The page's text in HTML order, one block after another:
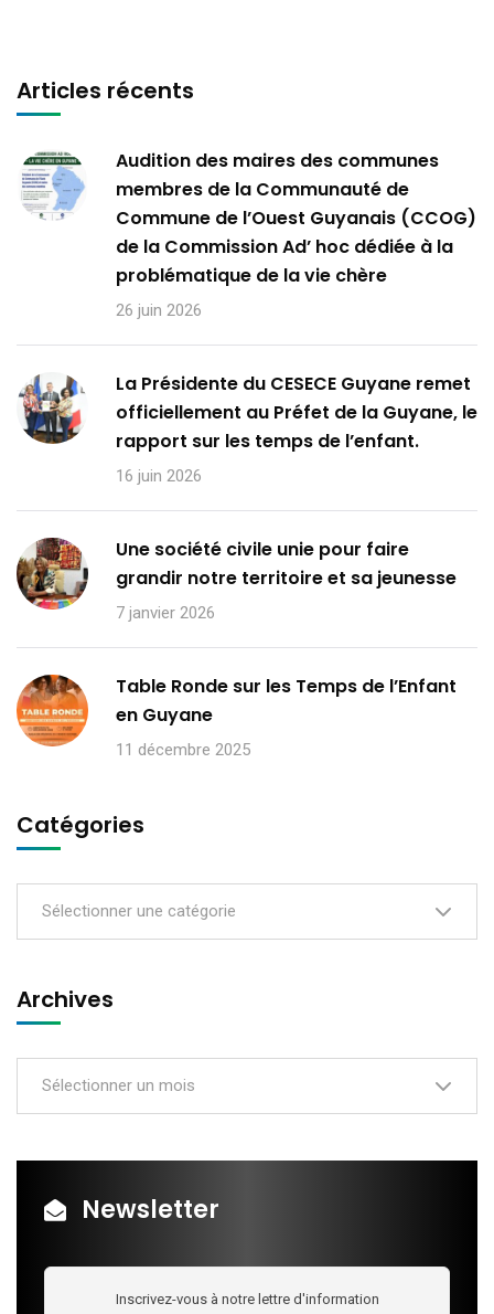
Articles récents
Audition des maires des communes
membres de la Communauté de
Commune de l’Ouest Guyanais (CCOG)
de la Commission Ad’ hoc dédiée à la
problématique de la vie chère
26 juin 2026
La Présidente du CESECE Guyane remet
officiellement au Préfet de la Guyane, le
rapport sur les temps de l’enfant.
16 juin 2026
Une société civile unie pour faire
grandir notre territoire et sa jeunesse
7 janvier 2026
Table Ronde sur les Temps de l’Enfant
en Guyane
11 décembre 2025
Catégories
Sélectionner une catégorie
Archives
Sélectionner un mois
Newsletter